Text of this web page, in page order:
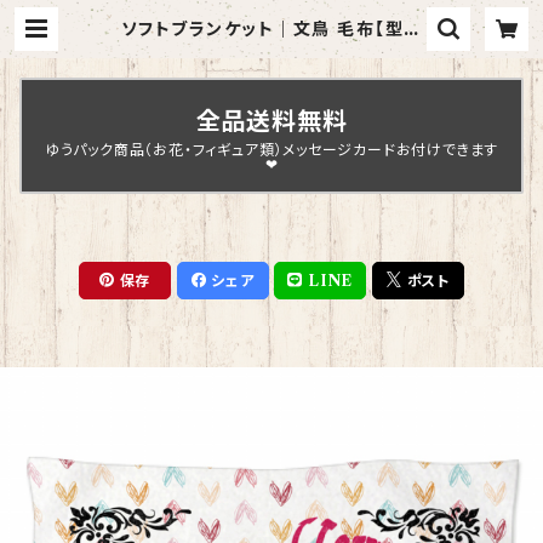
ソフトブランケット｜文鳥 毛布【型番
SB-152】KYAPIArt きゃぴあーと |
Chopin Design
全品送料無料
ゆうパック商品（お花・フィギュア類）メッセージカードお付けできます
❤
保存 シェア LINE ポスト